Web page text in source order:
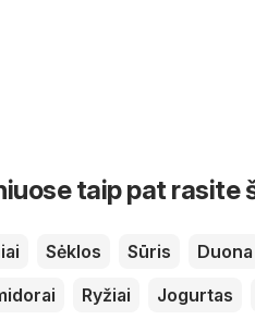
taip pat rasite
Sėklos Sūris Duona
Ryžiai Jogurtas